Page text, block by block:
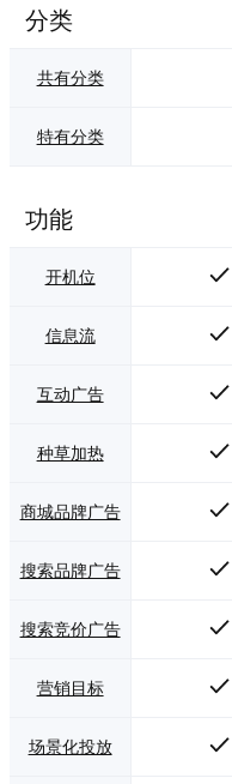
分类
共有分类
特有分类
功能
开机位
信息流
互动广告
种草加热
商城品牌广告
搜索品牌广告
搜索竞价广告
营销目标
场景化投放